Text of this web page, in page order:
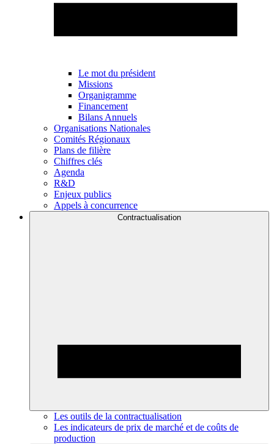
Le mot du président
Missions
Organigramme
Financement
Bilans Annuels
Organisations Nationales
Comités Régionaux
Plans de filière
Chiffres clés
Agenda
R&D
Enjeux publics
Appels à concurrence
Contractualisation
Les outils de la contractualisation
Les indicateurs de prix de marché et de coûts de
production